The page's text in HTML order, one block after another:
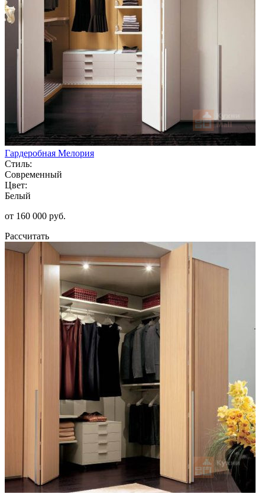
Гардеробная Мелория
Стиль:
Современный
Цвет:
Белый
от 160 000 руб.
Рассчитать